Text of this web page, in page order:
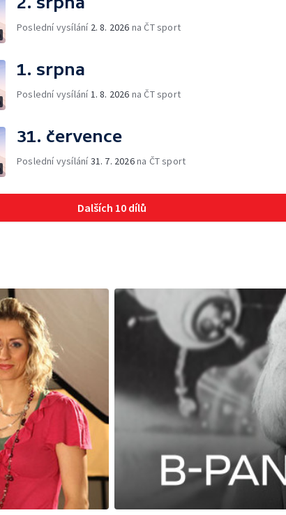
Poslední vysílání 2. 8. 2026 na ČT sport
1. srpna
Poslední vysílání 1. 8. 2026 na ČT sport
31. července
Poslední vysílání31. 7. 2026na ČT sport
Dalších 10 dílů